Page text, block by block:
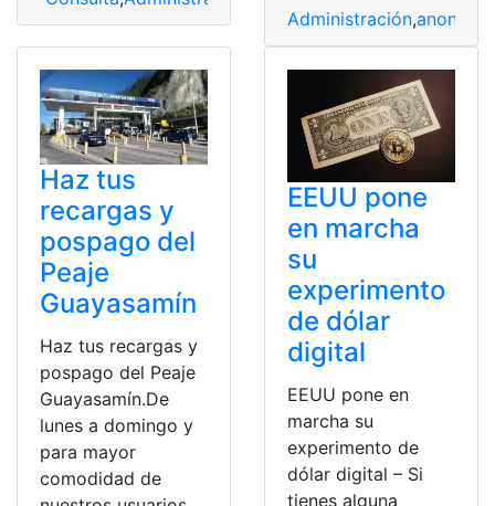
Administración,
Haz tus
recargas y
pospago del
Peaje
Guayasamín
Haz tus recargas y
pospago del Peaje
Guayasamín.De
lunes a domingo y
para mayor
comodidad de
EEUU pone
en marcha
su
experimento
de dólar
digital
EEUU pone en
marcha su
experimento de
dólar digital – Si
tienes alguna